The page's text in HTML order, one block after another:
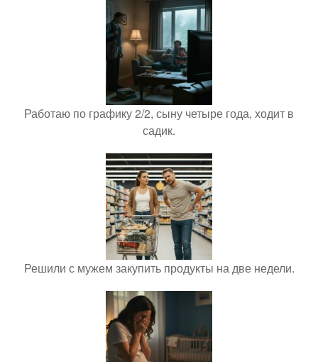
Работаю по графику 2/2, сыну четыре года, ходит в
садик.
Решили с мужем закупить продукты на две недели.